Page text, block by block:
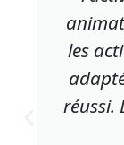
les
réussi.